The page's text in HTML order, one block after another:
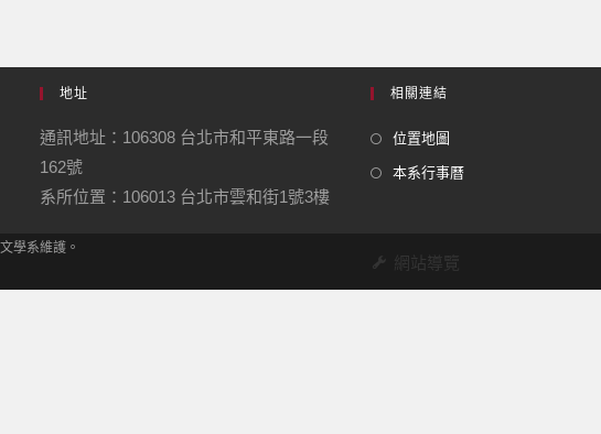
地址
通訊地址：106308 台北市和平東路一段
162號
系所位置：106013 台北市雲和街1號3樓
相關連結
位置地圖
本系行事曆
網站導覽
學系維護。